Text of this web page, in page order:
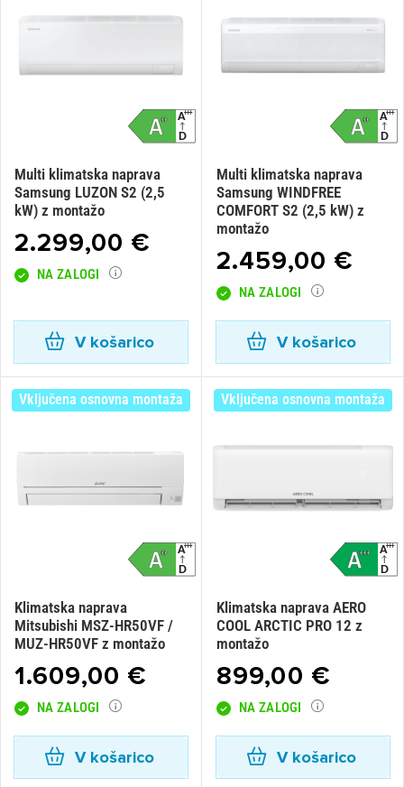
Multi klimatska naprava
Samsung LUZON S2 (2,5
kW) z montažo
2.299,00 €
NA ZALOGI
V košarico
Multi klimatska naprava
Samsung WINDFREE
COMFORT S2 (2,5 kW) z
montažo
2.459,00 €
NA ZALOGI
V košarico
Vključena osnovna montaža
Klimatska naprava
Mitsubishi MSZ-HR50VF /
MUZ-HR50VF z montažo
1.609,00 €
NA ZALOGI
V košarico
Vključena osnovna montaža
Klimatska naprava AERO
COOL ARCTIC PRO 12 z
montažo
899,00 €
NA ZALOGI
V košarico
Prijava ×